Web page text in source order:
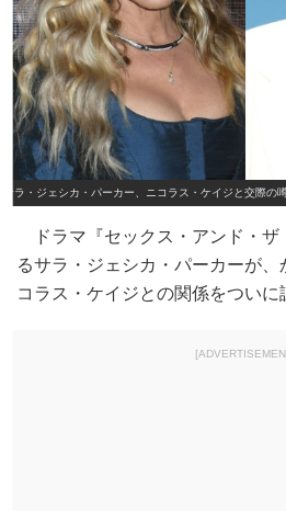
サラ・ジェシカ・パーカー、ニコラス・ケイジと交際の
ドラマ『セックス・アンド・ザ
るサラ・ジェシカ・パーカーが
コラス・ケイジとの関係をついに